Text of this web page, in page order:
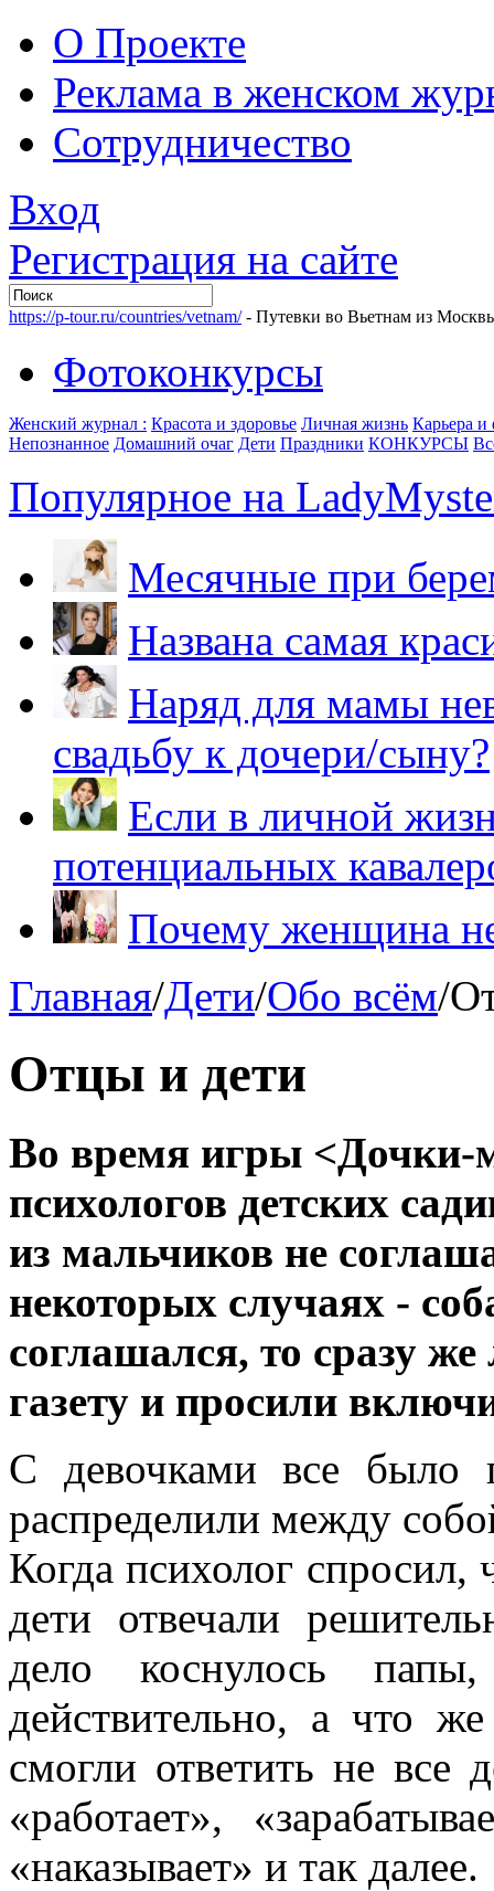
О Проекте
Реклама в женском
Сотрудничество
Вход
Регистрация на сайте
https://p-tour.ru/countries/vetnam/- Путевки во Вьетнам из
Фотоконкурсы
Женский журнал : Красота и здоровье Личная жизнь Карьера
Непознанное Домашний очаг Дети Праздники КОНКУРСЫ
Популярное на
Месячные при
Названа самая
Наряд для мамы
свадьбу к дочери/сыну?
Если в личной
потенциальных
Почему женщина
Главная/Дети/Обо всём/
Отцы и дети
Во время игры <Дочки-
психологов детских
из мальчиков не
некоторых случаях -
соглашался, то сразу
газету и просили
С девочками все было
распределили между
Когда психолог
дети отвечали
дело коснулось
действительно, а что
смогли ответить не все
«работает»,
«наказывает» и так далее.